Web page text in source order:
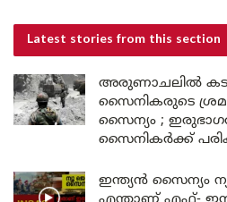
Latest stories from this section
അരുണാചലിൽ
സൈനികരുടെ
സൈന്യം ;
സൈനികർക്ക്
ഇന്ത്യൻ സൈന്യം